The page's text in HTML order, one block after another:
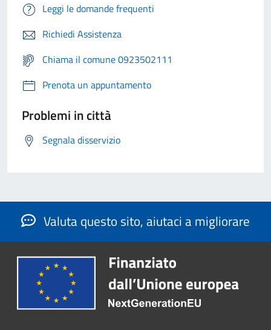
Leggi le domande frequenti
Richiedi Assistenza
Chiama il comune 0923502111
Prenota un appuntamento
Problemi in città
Segnala disservizio
Valuta questo sito, aiutaci a migliorare